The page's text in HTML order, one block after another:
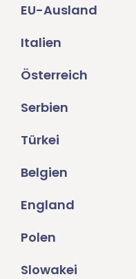
EU-Ausland
Italien
Österreich
Serbien
Türkei
Belgien
England
Polen
Slowakei